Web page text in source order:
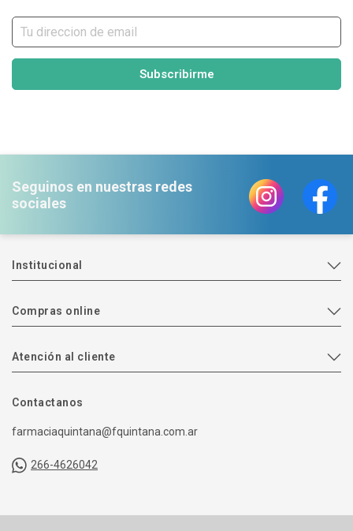
Subscribirme
Seguinos en nuestras redes
sociales
Institucional
Compras online
Atención al cliente
Contactanos
farmaciaquintana@fquintana.com.ar
266-4626042